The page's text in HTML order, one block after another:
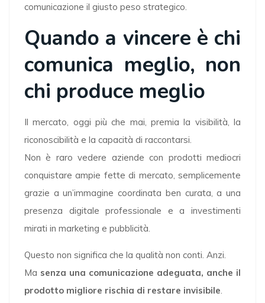
comunicazione il giusto peso strategico.
Quando a vincere è chi
comunica meglio, non
chi produce meglio
Il mercato, oggi più che mai, premia la visibilità, la
riconoscibilità e la capacità di raccontarsi.
Non è raro vedere aziende con prodotti mediocri
conquistare ampie fette di mercato, semplicemente
grazie a un’immagine coordinata ben curata, a una
presenza digitale professionale e a investimenti
mirati in marketing e pubblicità.
Questo non significa che la qualità non conti. Anzi.
Ma senza una comunicazione adeguata, anche il
prodotto migliore rischia di restare invisibile.